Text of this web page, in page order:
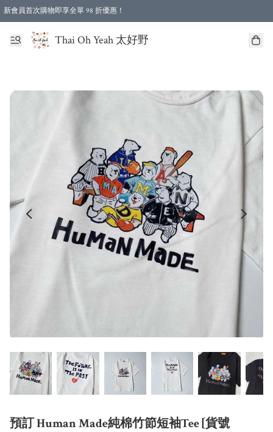
新會員首次購物即享全單 98 折優惠！
特選會員可享全單低至 96 折優惠！
Thai Oh Yeah 太好野
預訂 Human Made純棉竹節短袖Tee [貨號